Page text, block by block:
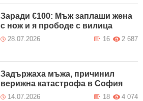
Заради €100: Мъж заплаши жена
с нож и я прободе с вилица
28.07.2026 2 687
16
Задържаха мъжа, причинил
верижна катастрофа в София
14.07.2026 4 074
18